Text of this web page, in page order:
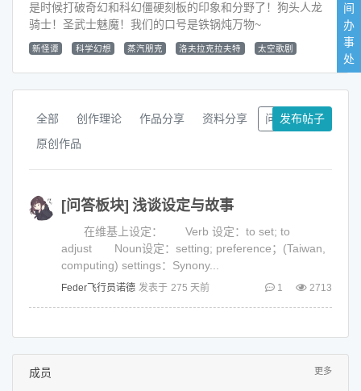
是时候打破奇幻和科幻僵硬刻板的印象和分野了！狗头人龙
骑士！圣武士魅魔！我们的口号是铁锅炖万物~
新怪谭 科学幻想 蒸汽朋克 洛夫拉克拉夫特 太空歌剧
发布帖子
全部 创作理论 作品分享 资料分享
问答板块
原创作品
[问答板块] 浅谈设定与故事
在维基上设定： Verb 设定：to set; to
adjust Noun设定：setting; preference；(Taiwan,
computing) settings：Synony...
Feder飞行员诺德 发表于 275 天前 1 2713
成员 更多
间
办
事
处